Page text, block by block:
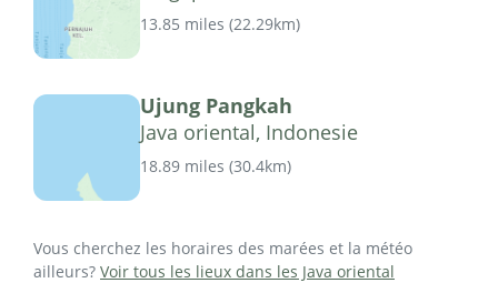
13.85 miles (22.29km)
Ujung Pangkah
Java oriental, Indonesie
18.89 miles (30.4km)
Vous cherchez les horaires des marées et la météo
ailleurs? Voir tous les lieux dans les Java oriental